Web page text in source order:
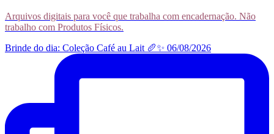
Arquivos digitais para você que trabalha com encadernação. Não
trabalho com Produtos Físicos.
Brinde do dia: Coleção Café au Lait 🥖✨ 06/08/2026